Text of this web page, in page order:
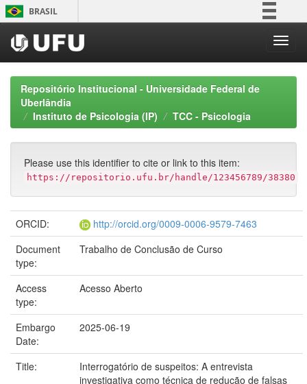
Skip
navigation
BRASIL
Participe
Acesso à informação
Legislação
Repositório Institucional - Universidade Federal de
Uberlândia
Instituto de Psicologia (IP)
TCC - Psicologia
Please use this identifier to cite or link to this item:
https://repositorio.ufu.br/handle/123456789/38380
ORCID:
http://orcid.org/0009-0006-9579-7463
Document
type:
Trabalho de Conclusão de Curso
Access
type:
Acesso Aberto
Embargo
Date:
2025-06-19
Title:
Interrogatório de suspeitos: A entrevista
investigativa como técnica de redução de falsas